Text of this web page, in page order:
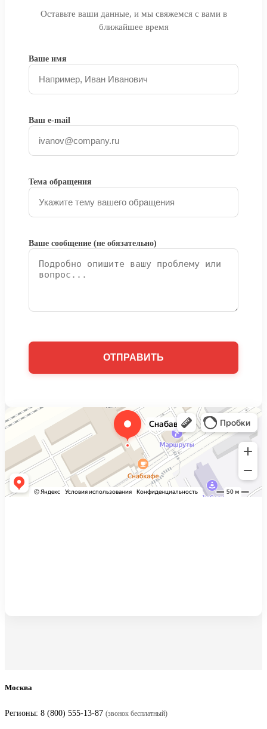
Оставьте ваши данные, и мы свяжемся с вами в
ближайшее время
Ваше имя
Ваш e-mail
Тема обращения
Ваше сообщение (не обязательно)
Москва
Регионы: 8 (800) 555-13-87 (звонок бесплатный)